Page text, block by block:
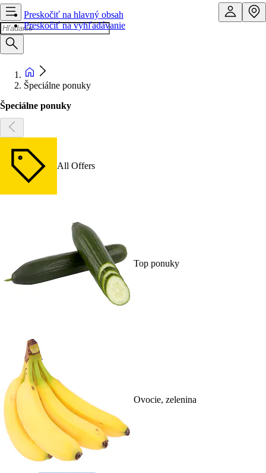
Preskočiť na hlavný obsah
Preskočiť na vyhľadávanie
Špeciálne ponuky
Špeciálne ponuky
All Offers
Top ponuky
Ovocie, zelenina